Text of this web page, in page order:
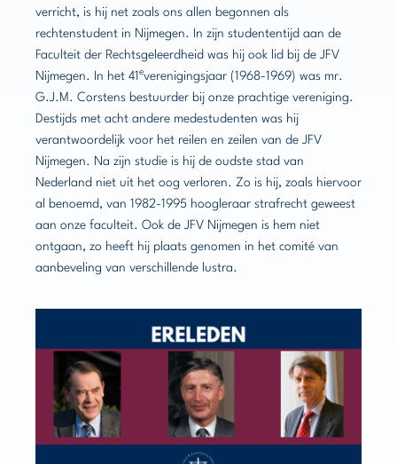
verricht, is hij net zoals ons allen begonnen als
rechtenstudent in Nijmegen. In zijn studententijd aan de
Faculteit der Rechtsgeleerdheid was hij ook lid bij de JFV
Nijmegen. In het 41everenigingsjaar (1968-1969) was mr.
G.J.M. Corstens bestuurder bij onze prachtige vereniging.
Destijds met acht andere medestudenten was hij
verantwoordelijk voor het reilen en zeilen van de JFV
Nijmegen. Na zijn studie is hij de oudste stad van
Nederland niet uit het oog verloren. Zo is hij, zoals hiervoor
al benoemd, van 1982-1995 hoogleraar strafrecht geweest
aan onze faculteit. Ook de JFV Nijmegen is hem niet
ontgaan, zo heeft hij plaats genomen in het comité van
aanbeveling van verschillende lustra.